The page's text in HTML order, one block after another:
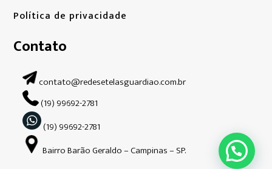
Política de privacidade
Contato
contato@redesetelasguardiao.com.br
(19) 99692-2781
(19) 99692-2781
Bairro Barão Geraldo – Campinas – SP.